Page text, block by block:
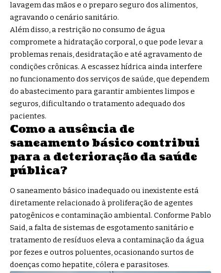
lavagem das mãos e o preparo seguro dos alimentos,
agravando o cenário sanitário.
Além disso, a restrição no consumo de água
compromete a hidratação corporal, o que pode levar a
problemas renais, desidratação e até agravamento de
condições crônicas. A escassez hídrica ainda interfere
no funcionamento dos serviços de saúde, que dependem
do abastecimento para garantir ambientes limpos e
seguros, dificultando o tratamento adequado dos
pacientes.
Como a ausência de
saneamento básico contribui
para a deterioração da saúde
pública?
O saneamento básico inadequado ou inexistente está
diretamente relacionado à proliferação de agentes
patogênicos e contaminação ambiental. Conforme Pablo
Said, a falta de sistemas de esgotamento sanitário e
tratamento de resíduos eleva a contaminação da água
por fezes e outros poluentes, ocasionando surtos de
doenças como hepatite, cólera e parasitoses.